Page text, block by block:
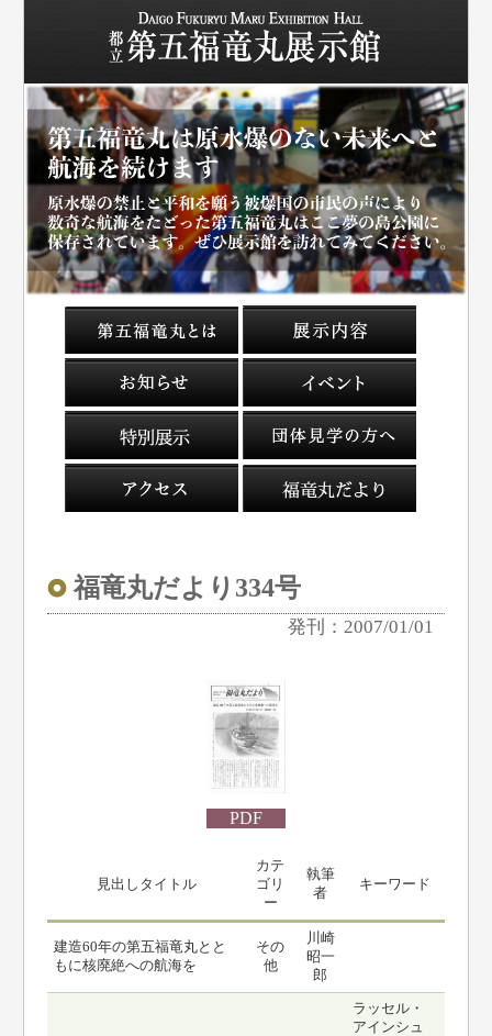
福竜丸だより334号
発刊：2007/01/01
PDF
見出しタイトル
カテ
ゴリ
ー
執筆
者
キーワード
建造60年の第五福竜丸とと
もに核廃絶への航海を
その
他
川崎
昭一
郎
ラッセル・
アインシュ